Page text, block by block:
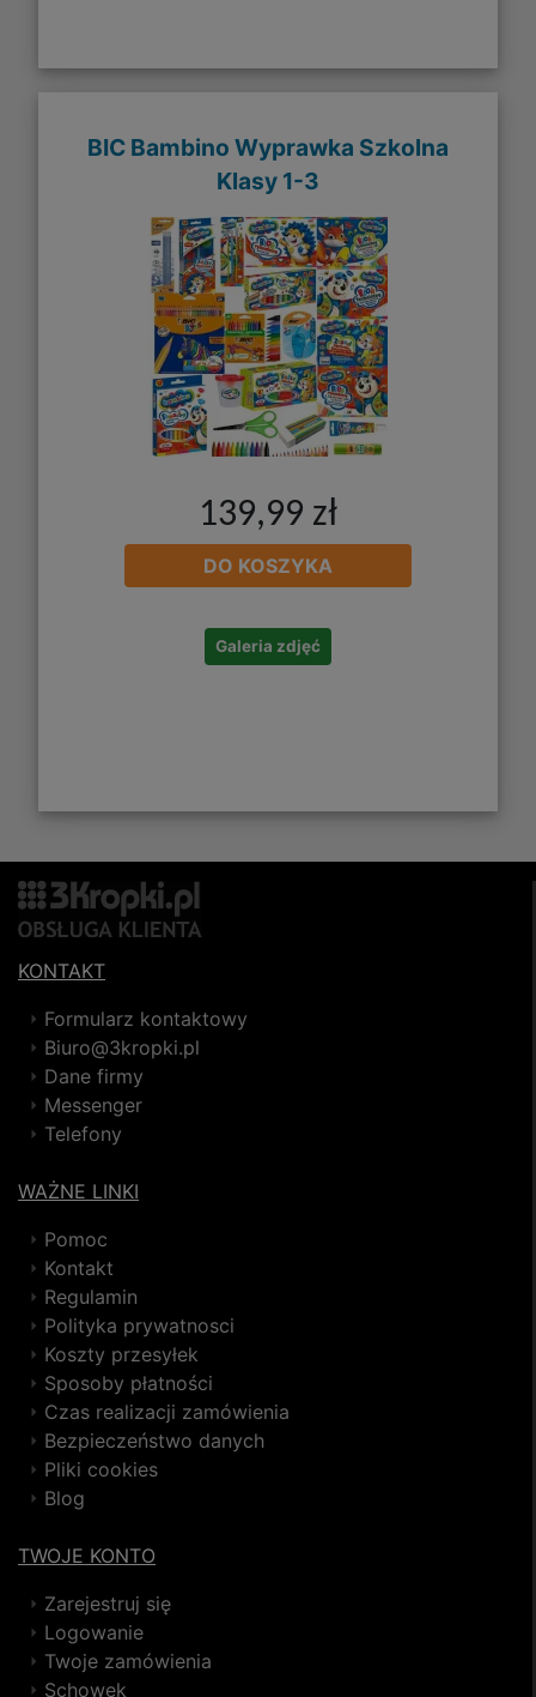
BIC Bambino Wyprawka Szkolna
Klasy 1-3
139,99 zł
DO KOSZYKA
Galeria zdjęć
KONTAKT
Formularz kontaktowy
Biuro@3kropki.pl
Dane firmy
Messenger
Telefony
WAŻNE LINKI
Pomoc
Kontakt
Regulamin
Polityka prywatnosci
Koszty przesyłek
Sposoby płatności
Czas realizacji zamówienia
Bezpieczeństwo danych
Pliki cookies
Blog
TWOJE KONTO
Zarejestruj się
Logowanie
Twoje zamówienia
Schowek